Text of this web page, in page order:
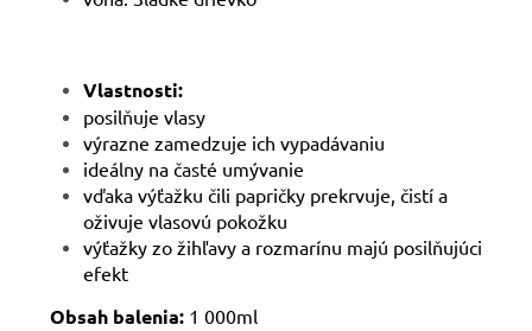
Vlastnosti:
posilňuje vlasy
výrazne zamedzuje ich vypadávaniu
ideálny na časté umývanie
vďaka výťažku čili papričky prekrvuje, čistí a
oživuje vlasovú pokožku
výťažky zo žihľavy a rozmarínu majú posilňujúci
efekt
Obsah balenia: 1 000ml